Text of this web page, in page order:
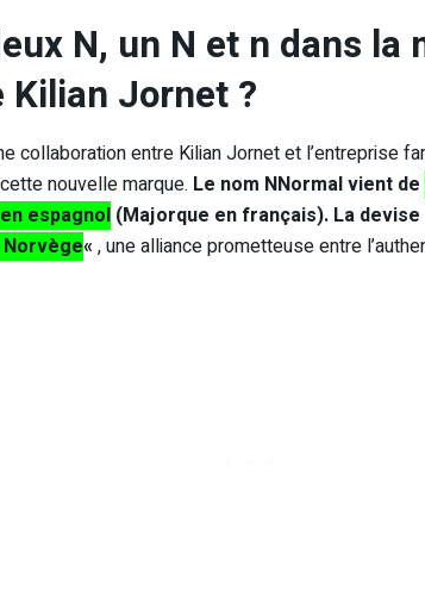
N, un N et n dans la
Kilian Jornet ?
collaboration entre Kilian Jornet et l’entreprise
nouvelle marque. Le nom NNormal vient de
espagnol (Majorque en français). La
« , une alliance prometteuse entre